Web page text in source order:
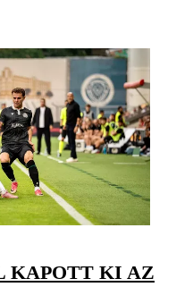
KAPOTT KI AZ